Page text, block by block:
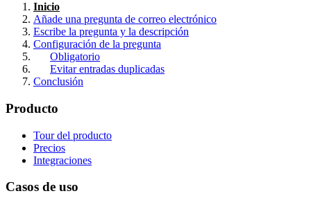
Inicio
Añade una pregunta de correo electrónico
Escribe la pregunta y la descripción
Configuración de la pregunta
Obligatorio
Evitar entradas duplicadas
Conclusión
Producto
Tour del producto
Precios
Integraciones
Casos de uso